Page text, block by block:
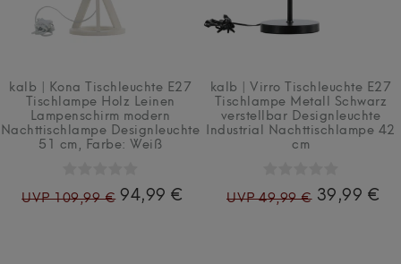
kalb | Kona Tischleuchte E27
Tischlampe Holz Leinen
Lampenschirm modern
Nachttischlampe Designleuchte
51 cm , Farbe: Weiß
UVP 109,99 € 94,99 €
kalb | Virro Tischleuchte E27
Tischlampe Metall Schwarz
verstellbar Designleuchte
Industrial Nachttischlampe 42
cm
UVP 49,99 € 39,99 €